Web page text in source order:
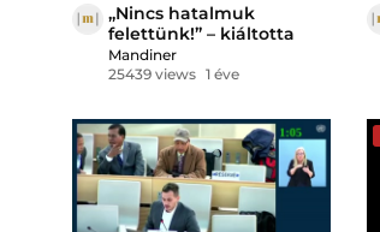
„Nincs hatalmuk
felettünk!” – kiáltotta
Karácsony a Pride-on,
csak az a kézmodulat
Mandiner
25439 views 1 éve